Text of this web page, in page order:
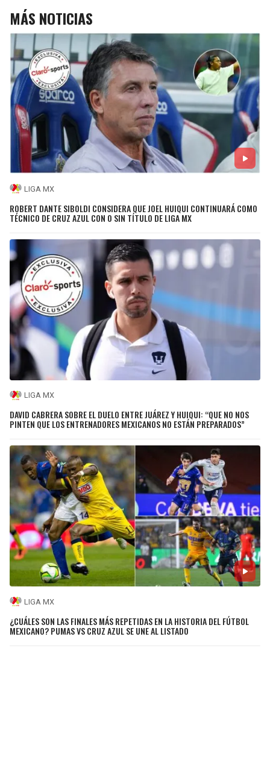
MÁS NOTICIAS
LIGA MX
ROBERT DANTE SIBOLDI CONSIDERA QUE JOEL HUIQUI CONTINUARÁ COMO
TÉCNICO DE CRUZ AZUL CON O SIN TÍTULO DE LIGA MX
LIGA MX
DAVID CABRERA SOBRE EL DUELO ENTRE JUÁREZ Y HUIQUI: “QUE NO NOS
PINTEN QUE LOS ENTRENADORES MEXICANOS NO ESTÁN PREPARADOS”
LIGA MX
¿CUÁLES SON LAS FINALES MÁS REPETIDAS EN LA HISTORIA DEL FÚTBOL
MEXICANO? PUMAS VS CRUZ AZUL SE UNE AL LISTADO